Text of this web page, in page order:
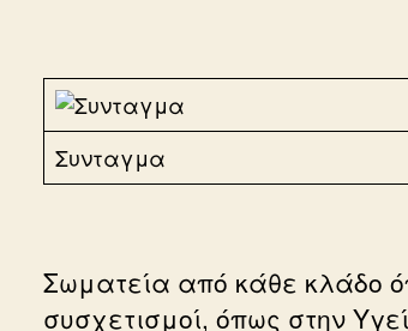
Συνταγμα
Σωματεία από κάθε κλάδο
συσχετισμοί, όπως στην